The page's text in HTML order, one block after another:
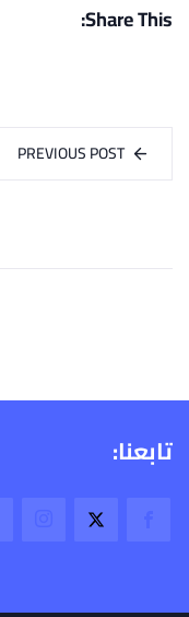
Share This:
PREVIOUS POST
تابعنا: